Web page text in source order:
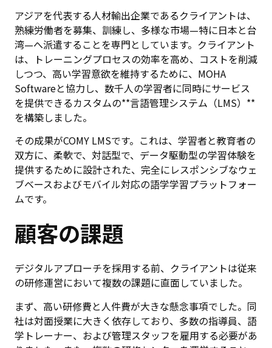
アジアを代表する人材輸出企業であるクライアントは、
熟練労働者を募集、訓練し、多様な市場—特に日本と台
湾—へ派遣することを専門としています。クライアント
は、トレーニングプロセスの効率を高め、コストを削減
しつつ、高い学習意欲を維持するために、MOHA
Softwareと協力し、数千人の学習者に同時にサービス
を提供できるカスタムの**言語管理システム（LMS）**
を構築しました。
その成果がCOMY LMSです。これは、学習者と教育者の
双方に、柔軟で、対話型で、データ駆動型の学習体験を
提供するために設計された、完全にレスポンシブなウェ
ブベースおよびモバイル対応の語学学習プラットフォー
ムです。
顧客の課題
デジタルアプローチを採用する前、クライアントは従来
の研修運営において複数の課題に直面していました。
まず、高い研修費と人件費が大きな懸念事項でした。同
社は対面授業に大きく依存しており、多数の指導員、語
学トレーナー、および管理スタッフを雇用する必要があ